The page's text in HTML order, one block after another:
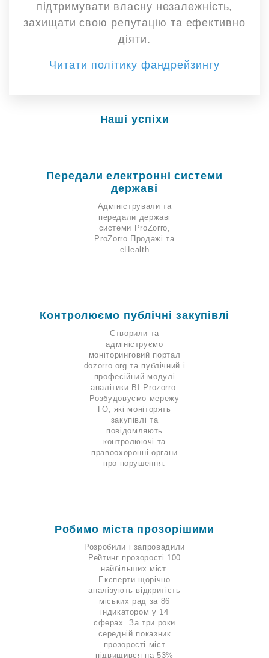
підтримувати власну незалежність,
захищати свою репутацію та ефективно
діяти.
Читати політику фандрейзингу
Наші успіхи
Передали електронні системи
державі
Адміністрували та
передали державі
системи ProZorro,
ProZorro.Продажі та
eHealth
Контролюємо публічні закупівлі
Створили та
адмініструємо
моніторинговий портал
dozorro.org та публічний і
професійний модулі
аналітики BI Prozorro.
Розбудовуємо мережу
ГО, які моніторять
закупівлі та
повідомляють
контролюючі та
правоохоронні органи
про порушення.
Робимо міста прозорішими
Розробили і запровадили
Рейтинг прозорості 100
найбільших міст.
Експерти щорічно
аналізують відкритість
міських рад за 86
індикатором у 14
сферах. За три роки
середній показник
прозорості міст
підвищився на 53%